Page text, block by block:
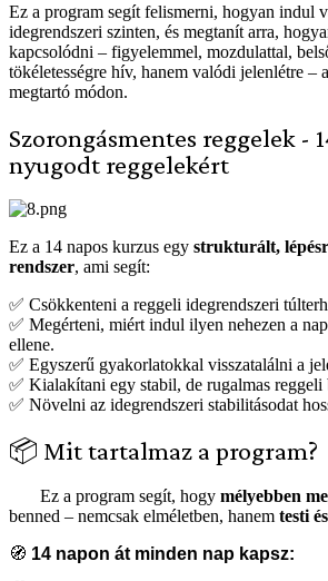
Ez a program segít felismerni, hogyan indul
idegrendszeri szinten, és megtanít arra,
kapcsolódni – figyelemmel, mozdulattal,
tökéletességre hív, hanem valódi jelenlétre –
megtartó módon.
Szorongásmentes reggelek -
nyugodt reggelekért
Ez a 14 napos kurzus egy strukturált,
rendszer, ami segít:
✅ Csökkenteni a reggeli idegrendszeri
✅ Megérteni, miért indul ilyen nehezen a
ellene.
✅ Egyszerű gyakorlatokkal visszatalálni a
✅ Kialakítani egy stabil, de rugalmas reggeli
✅ Növelni az idegrendszeri stabilitásodat
📦 Mit tartalmaz a program?
Ez a program segít, hogy mélyebben
benned – nemcsak elméletben, hanem testi
🧭 14 napon át minden nap kapsz: